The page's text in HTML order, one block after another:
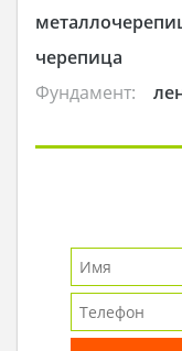
черепица
Фундамент: